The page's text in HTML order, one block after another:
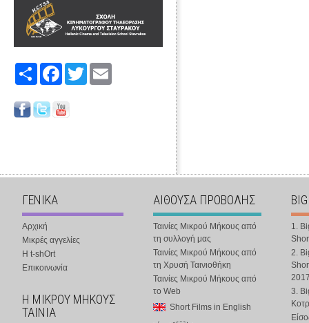
Share FacebookTwitter
ΓΕΝΙΚΑ
Αρχική
Μικρές αγγελίες
Η t-shOrt
Επικοινωνία
Η ΜΙΚΡΟΥ ΜΗΚΟΥΣ
ΤΑΙΝΙΑ
ΑΙΘΟΥΣΑ ΠΡΟΒΟΛΗΣ
Ταινίες Μικρού Μήκους από
τη συλλογή μας
Ταινίες Μικρού Μήκους από
τη Χρυσή Ταινιοθήκη
Ταινίες Μικρού Μήκους από
το Web
Short Films in English
1.
2.
3.